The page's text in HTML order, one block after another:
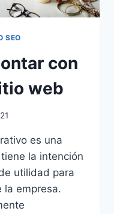
SEO
con
web
es una
la intención
utilidad para
la empresa.